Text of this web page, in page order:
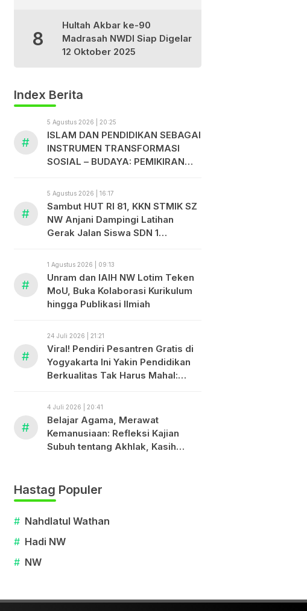
8
Hultah Akbar ke-90
Madrasah NWDI Siap Digelar
12 Oktober 2025
Index Berita
#
5 Agustus 2026 | 20:25
ISLAM DAN PENDIDIKAN SEBAGAI
INSTRUMEN TRANSFORMASI
SOSIAL – BUDAYA: PEMIKIRAN
ABDUL MADJID
#
5 Agustus 2026 | 16:17
Sambut HUT RI 81, KKN STMIK SZ
NW Anjani Dampingi Latihan
Gerak Jalan Siswa SDN 1
#
1 Agustus 2026 | 09:13
Unram dan IAIH NW Lotim Teken
MoU, Buka Kolaborasi Kurikulum
hingga Publikasi Ilmiah
#
24 Juli 2026 | 21:21
Viral! Pendiri Pesantren Gratis di
Yogyakarta Ini Yakin Pendidikan
Berkualitas Tak Harus Mahal:
dengan Uang.”
#
4 Juli 2026 | 20:41
Belajar Agama, Merawat
Kemanusiaan: Refleksi Kajian
Subuh tentang Akhlak, Kasih
Hastag Populer
# Nahdlatul Wathan
# Hadi NW
# NW